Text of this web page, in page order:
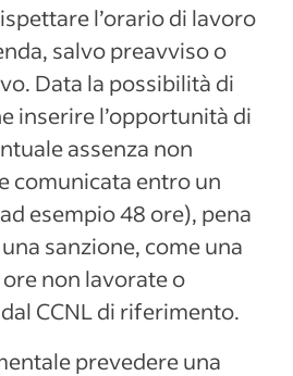
l’orario di lavoro
salvo preavviso o
Data la possibilità di
inserire l’opportunità di
assenza non
comunicata entro un
esempio 48 ore), pena
sanzione, come una
non lavorate o
CCNL di riferimento.
prevedere una